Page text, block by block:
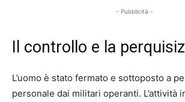
- Pubblicità -
Il controllo e la
L’uomo è stato fermato e sottoposto a
personale dai militari operanti. L’attività